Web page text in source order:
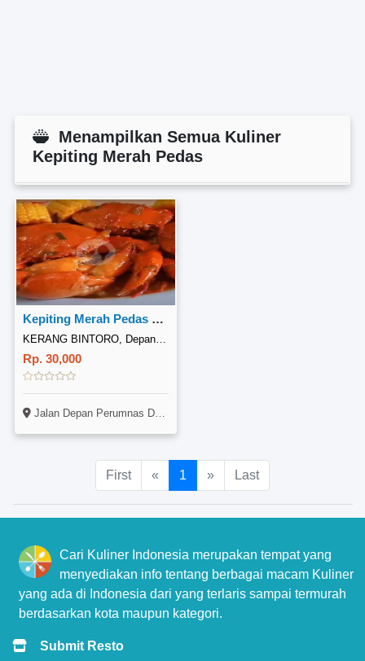
Menampilkan Semua Kuliner
Kepiting Merah Pedas
Kepiting Merah Pedas Manis
KERANG BINTORO, Depan Perumnas Duriangkang
Rp. 30,000
Jalan Depan Perumnas Duriangkang Blok A No. 16
First « 1 » Last
Cari Kuliner Indonesia merupakan tempat yang
menyediakan info tentang berbagai macam Kuliner
yang ada di Indonesia dari yang terlaris sampai termurah
berdasarkan kota maupun kategori.
Submit Resto